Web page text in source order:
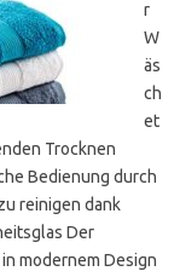
r
W
äs
ch
et
Trocknen
Bedienung durch
reinigen dank
Der
modernem Design